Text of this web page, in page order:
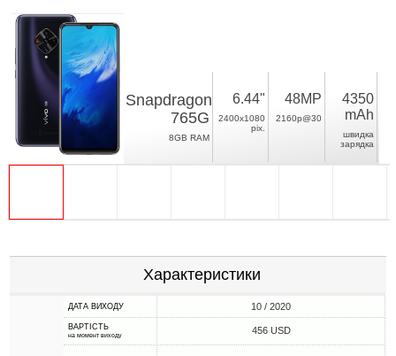
Snapdragon
765G
8GB RAM
6.44"
2400x1080
pix.
48MP
2160p@30
4350
mAh
швидка
зарядка
Характеристики
ДАТА ВИХОДУ 10 / 2020
ВАРТІСТЬ
на момент виходу 456 USD